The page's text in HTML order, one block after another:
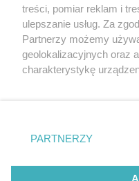
Nie zapomnij
zapoznać się z:
polityką
Twojemiasto
Piekary Śląskie
Chorzów
Tarnowskie Góry
Gliwice
treści, pomiar reklam i
ulepszanie usług. Za
Partnerzy możemy
geolokalizacyjnych oraz
charakterystykę
zmienić/wycofać
znajdujący się w lewym
rodzaje przetwarzania
użytkownika, ale masz
PARTNERZY